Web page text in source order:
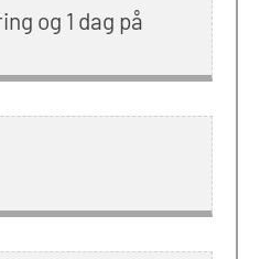
og 1 dag på